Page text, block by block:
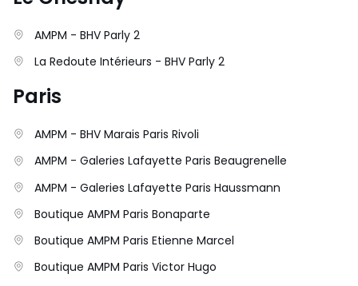
AMPM - BHV Parly 2
La Redoute Intérieurs - BHV Parly 2
Paris
AMPM - BHV Marais Paris Rivoli
AMPM - Galeries Lafayette Paris Beaugrenelle
AMPM - Galeries Lafayette Paris Haussmann
Boutique AMPM Paris Bonaparte
Boutique AMPM Paris Etienne Marcel
Boutique AMPM Paris Victor Hugo